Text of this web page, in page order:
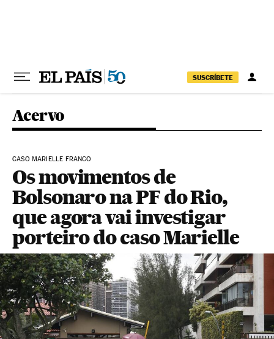
SUSCRÍBETE
Acervo
CASO MARIELLE FRANCO
Os movimentos de
Bolsonaro na PF do Rio,
que agora vai investigar
porteiro do caso Marielle